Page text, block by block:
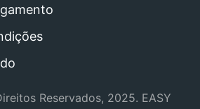
Reservados, 2025. EASY